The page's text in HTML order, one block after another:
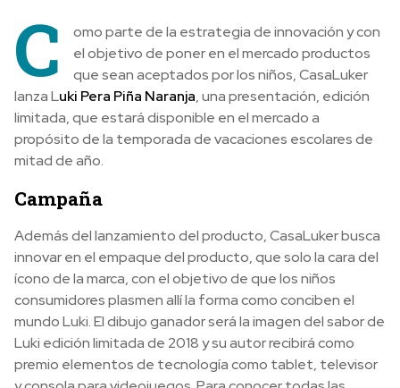
C
omo parte de la estrategia de innovación y con
el objetivo de poner en el mercado productos
que sean aceptados por los niños, CasaLuker
lanza Luki Pera Piña Naranja, una presentación, edición
limitada, que estará disponible en el mercado a
propósito de la temporada de vacaciones escolares de
mitad de año.
Campaña
Además del lanzamiento del producto, CasaLuker busca
innovar en el empaque del producto, que solo la cara del
ícono de la marca, con el objetivo de que los niños
consumidores plasmen allí la forma como conciben el
mundo Luki. El dibujo ganador será la imagen del sabor de
Luki edición limitada de 2018 y su autor recibirá como
premio elementos de tecnología como tablet, televisor